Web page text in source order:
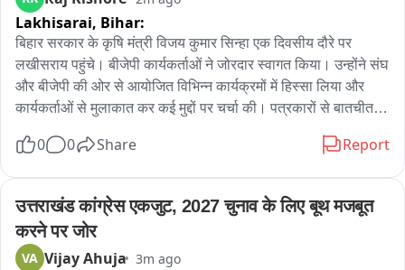
Lakhisarai, Bihar:
बिहार सरकार के कृषि मंत्री विजय कुमार सिन्हा एक दिवसीय दौरे पर
लखीसराय पहुंचे। बीजेपी कार्यकर्ताओं ने जोरदार स्वागत किया। उन्होंने संघ
और बीजेपी की ओर से आयोजित विभिन्न कार्यक्रमों में हिस्सा लिया और
कार्यकर्ताओं से मुलाकात कर कई मुद्दों पर चर्चा की। पत्रकारों से बातचीत के
तेजस्वी यादव को नेता प्रतिपक्ष की भूमिका अच्छी तरह निभानी चाहिए।
कार्रवाई जारी है। सरकार का उद्देश्य कानून-व्यवस्था मजबूत करना और
भ्रष्टाचार पर अंकुश लगाना है।
0 0 Share Report
उत्तराखंड कांग्रेस एकजुट, 2027 चुनाव के लिए बूथ मजबूत
करने पर जोर
VA Vijay Ahuja 3m ago